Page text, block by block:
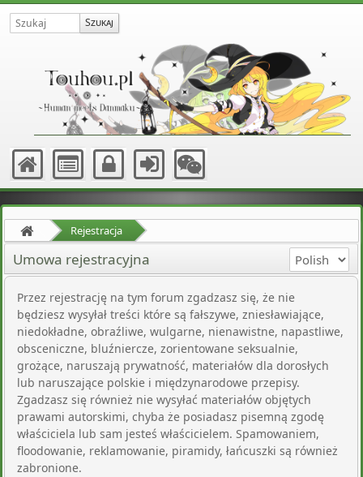
Rejestracja
Umowa rejestracyjna
Przez rejestrację na tym forum zgadzasz się, że nie
będziesz wysyłał treści które są fałszywe, zniesławiające,
niedokładne, obraźliwe, wulgarne, nienawistne, napastliwe,
obsceniczne, bluźniercze, zorientowane seksualnie,
grożące, naruszają prywatność, materiałów dla dorosłych
lub naruszające polskie i międzynarodowe przepisy.
Zgadzasz się również nie wysyłać materiałów objętych
prawami autorskimi, chyba że posiadasz pisemną zgodę
właściciela lub sam jesteś właścicielem. Spamowaniem,
floodowanie, reklamowanie, piramidy, łańcuszki są również
zabronione.